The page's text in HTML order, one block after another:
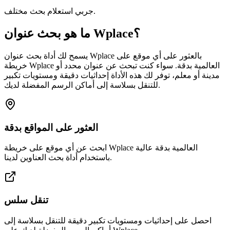
جربي استعلام بحث مختلف.
ما هو بحث عنوان Wplace؟
يسمح لك أداة بحث عنوان Wplace بالعثور على أي موقع على
خريطة Wplace العالمية بدقة. سواء كنت تبحث عن عنوان محدد أو
مدينة أو معلم، توفر لك هذه الأداة إحداثيات دقيقة ومستويات تكبير
للتنقل بسلاسة إلى أماكن الرسم المفضلة لديك.
العثور على المواقع بدقة
ابحث عن أي موقع على خريطة Wplace العالمية بدقة عالية
باستخدام أداة بحث العناوين لدينا.
تنقل سلس
احصل على إحداثيات ومستويات تكبير دقيقة للتنقل بسلاسة إلى